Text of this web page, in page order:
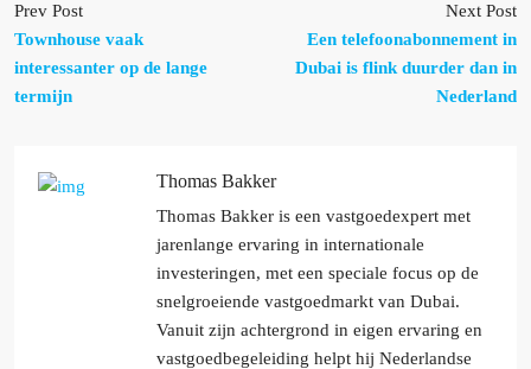
Prev Post
Townhouse vaak
interessanter op de lange
termijn
Next Post
Een telefoonabonnement in
Dubai is flink duurder dan in
Nederland
Thomas Bakker
Thomas Bakker is een vastgoedexpert met
jarenlange ervaring in internationale
investeringen, met een speciale focus op de
snelgroeiende vastgoedmarkt van Dubai.
Vanuit zijn achtergrond in eigen ervaring en
vastgoedbegeleiding helpt hij Nederlandse